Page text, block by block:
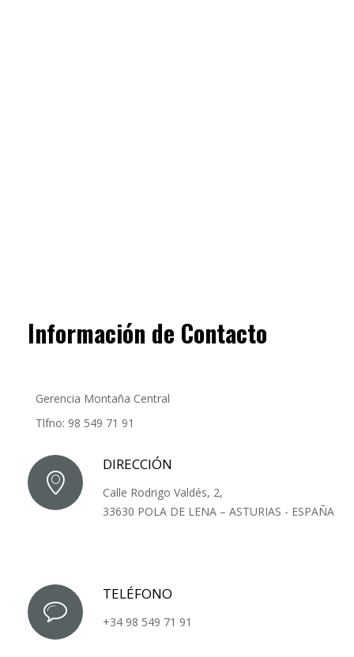
Información de Contacto
Gerencia Montaña Central
Tlfno: 98 549 71 91
DIRECCIÓN
Calle Rodrigo Valdés, 2,
33630 POLA DE LENA – ASTURIAS - ESPAÑA
TELÉFONO
+34 98 549 71 91